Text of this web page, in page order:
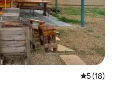
5 af 5 í
5 (18)